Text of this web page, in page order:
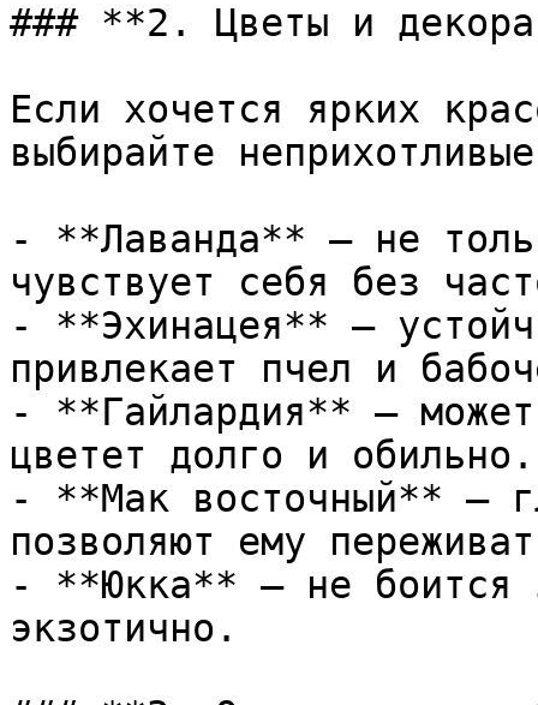
### **2. Цветы и
Если хочется ярких
выбирайте
- **Лаванда** – не
чувствует себя без
- **Эхинацея** –
привлекает пчел и
- **Гайлардия** –
цветет долго и обильно.
- **Мак восточный** –
позволяют ему
- **Юкка** – не боится
экзотично.